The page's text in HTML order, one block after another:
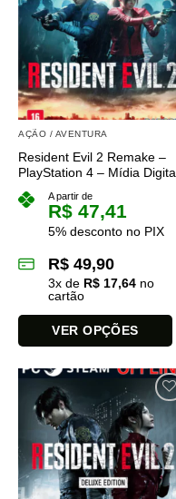
variantes.
opções
podem
ser
escolhidas
do
produto
AÇÃO / AVENTURA
Resident Evil 2 Remake –
PlayStation 4 – Mídia Digital
A partir de
R$ 47,41
5% desconto no PIX
R$ 49,90
3x de R$ 17,64 no
cartão
VER OPÇÕES
produto
várias
variantes.
As
opções
podem